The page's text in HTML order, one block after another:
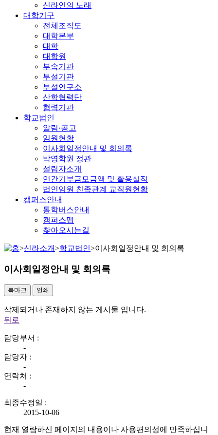
신라인의 노래
대학기구
전체조직도
대학본부
대학
대학원
부속기관
부설기관
부설연구소
산학협력단
협력기관
학교법인
알림·공고
임원현황
이사회일정안내 및 회의록
박영학원 정관
설립자소개
연간기부금모금액 및 활용실적
법인임원 친족관계 교직원현황
캠퍼스안내
통학버스안내
캠퍼스맵
찾아오시는길
>신라소개>학교법인>이사회일정안내 및 회의록
이사회일정안내 및 회의록
북마크 인쇄
삭제되거나 존재하지 않는 게시물 입니다.
뒤로
담당부서 :
-
담당자 :
-
연락처 :
-
최종수정일 :
2015-10-06
현재 열람하신 페이지의 내용이나 사용편의성에 만족하십니